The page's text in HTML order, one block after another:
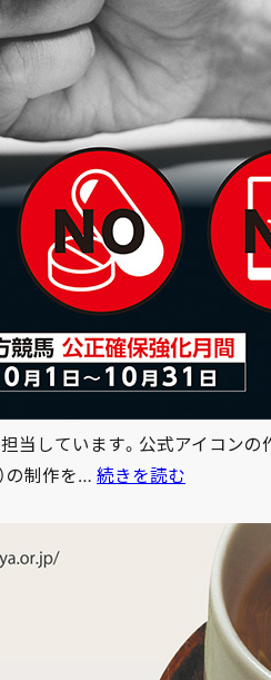
ェ
ス
タ
当しています。公式アイコンの
の制作を… 続きを読む
国
協